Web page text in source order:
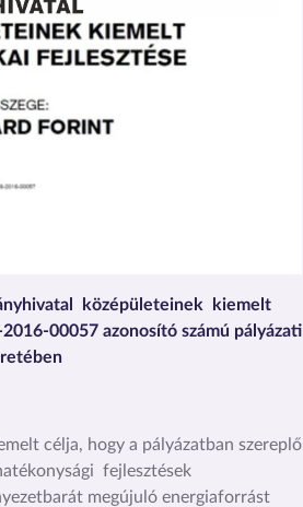
középületeinek kiemelt
00057 azonosító számú pályázati
célja, hogy a pályázatban szereplő
fejlesztések
megújuló energiaforrást